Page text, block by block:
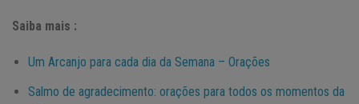
Saiba mais :
Um Arcanjo para cada dia da Semana – Orações
Salmo de agradecimento: orações para todos os momentos da